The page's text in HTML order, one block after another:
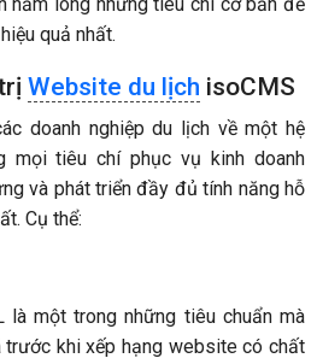
quả nhất.
Website du lịch isoCMS
doanh nghiệp du lịch về một hệ
mọi tiêu chí phục vụ kinh doanh
và phát triển đầy đủ tính năng hỗ
Cụ thể:
là một trong những tiêu chuẩn mà
trước khi xếp hạng website có chất